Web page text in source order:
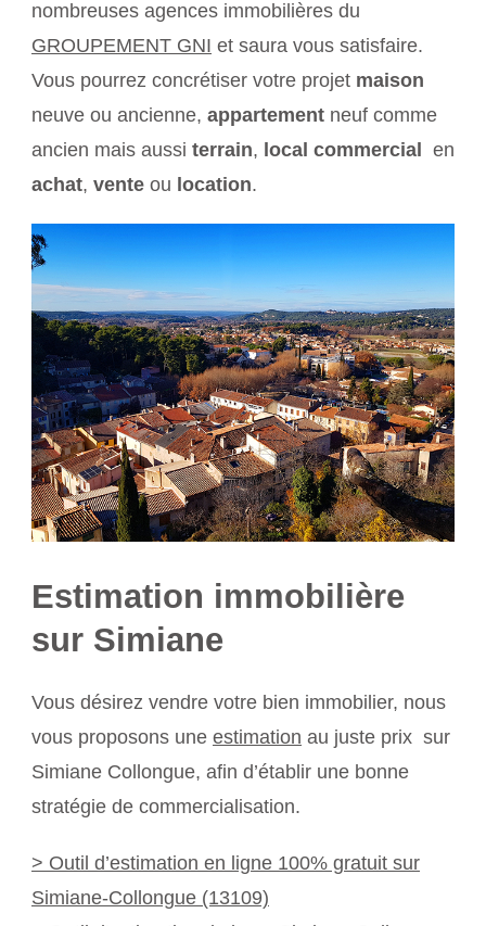
nombreuses agences immobilières du
GROUPEMENT GNI et saura vous satisfaire.
Vous pourrez concrétiser votre projet maison
neuve ou ancienne, appartement neuf comme
ancien mais aussi terrain, local commercial
en
achat, vente ou location.
Estimation immobilière
sur Simiane
Vous désirez vendre votre bien immobilier, nous
vous proposons une estimation au juste prix sur
Simiane Collongue, afin d’établir une bonne
stratégie de commercialisation.
> Outil d’estimation en ligne 100% gratuit sur
Simiane-Collongue (13109)